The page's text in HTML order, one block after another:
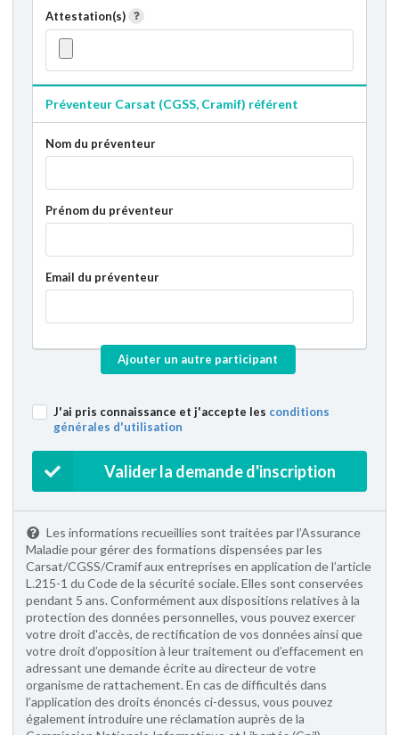
Attestation(s)
Préventeur Carsat (CGSS, Cramif) référent
Nom du préventeur
Prénom du préventeur
Email du préventeur
Ajouter un autre participant
J'ai pris connaissance et j'accepte les conditions
générales d'utilisation
Valider la demande d'inscription
Les informations recueillies sont traitées par l’Assurance
Maladie pour gérer des formations dispensées par les
Carsat/CGSS/Cramif aux entreprises en application de l’article
L.215-1 du Code de la sécurité sociale. Elles sont conservées
pendant 5 ans. Conformément aux dispositions relatives à la
protection des données personnelles, vous pouvez exercer
votre droit d'accès, de rectification de vos données ainsi que
votre droit d’opposition à leur traitement ou d’effacement en
adressant une demande écrite au directeur de votre
organisme de rattachement. En cas de difficultés dans
l’application des droits énoncés ci-dessus, vous pouvez
également introduire une réclamation auprès de la